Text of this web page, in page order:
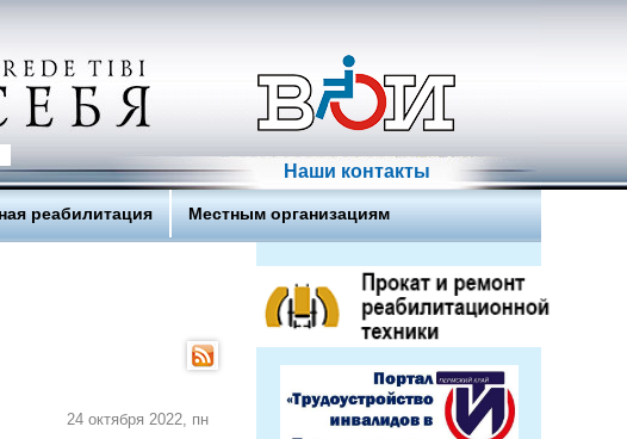
Наши контакты
реабилитация Местным организациям
24 октября 2022, пн